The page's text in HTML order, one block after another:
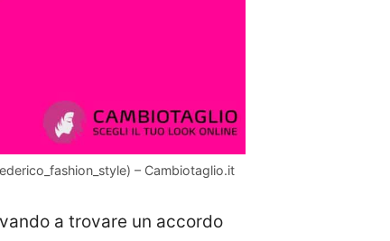
– Cambiotaglio.it
a trovare un accordo